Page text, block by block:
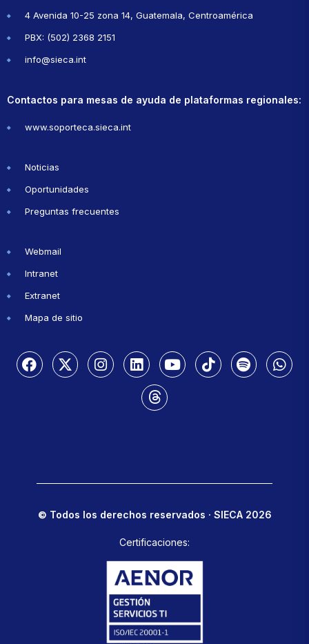
4 Avenida 10-25 zona 14, Guatemala, Centroamérica
PBX: (502) 2368 2151
info@sieca.int
Contactos para mesas de ayuda de plataformas regionales:
www.soporteca.sieca.int
Noticias
Oportunidades
Preguntas frecuentes
Webmail
Intranet
Extranet
Mapa de sitio
© Todos los derechos reservados · SIECA 2026
Certificaciones: